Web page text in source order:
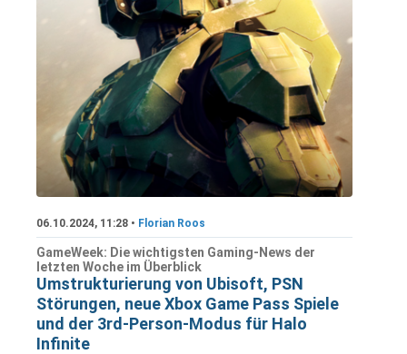
06.10.2024, 11:28 • Florian Roos
GameWeek: Die wichtigsten Gaming-News der
letzten Woche im Überblick
Umstrukturierung von Ubisoft, PSN
Störungen, neue Xbox Game Pass Spiele
und der 3rd-Person-Modus für Halo
Infinite